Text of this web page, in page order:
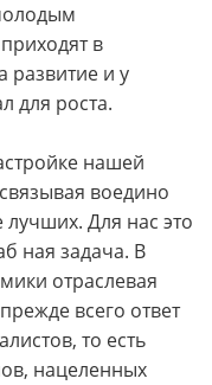
в
и у
для роста.
нашей
воедино
Для нас это
ная задача. В
отраслевая
всего ответ
то есть
нацеленных